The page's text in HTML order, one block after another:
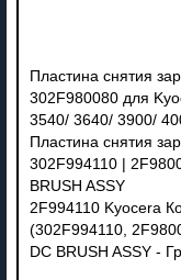
Пластина снятия
302F980080 для
3540/ 3640/ 3900/
Пластина снятия
302F994110 |
BRUSH ASSY
2F994110 Kyocera
(302F994110,
DC BRUSH ASSY -